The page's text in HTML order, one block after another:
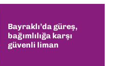
Bayraklı’da güreş,
bağımlılığa karşı
güvenli liman